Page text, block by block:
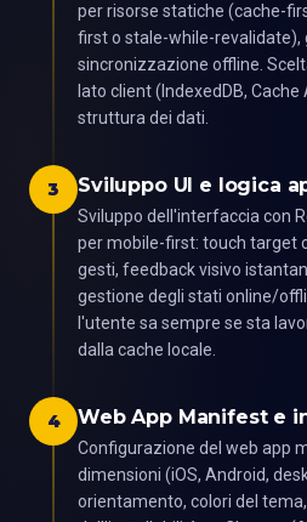
per risorse statiche (cache-
first o stale-while-revalidate),
sincronizzazione offline.
lato client (IndexedDB,
struttura dei dati.
3 Sviluppo UI e logica
Sviluppo dell'interfaccia con
per mobile-first: touch target
gesti, feedback visivo
gestione degli stati online/
l'utente sa sempre se sta
dalla cache locale.
4 Web App Manifest e
Configurazione del web app
dimensioni (iOS, Android,
orientamento, colori del